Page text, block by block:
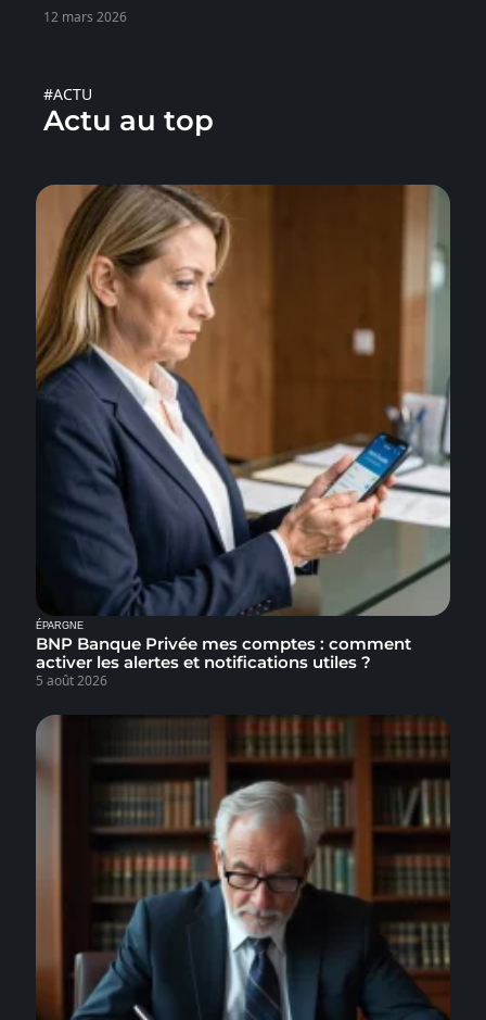
12 mars 2026
#ACTU
Actu au top
ÉPARGNE
BNP Banque Privée mes comptes : comment
activer les alertes et notifications utiles ?
5 août 2026